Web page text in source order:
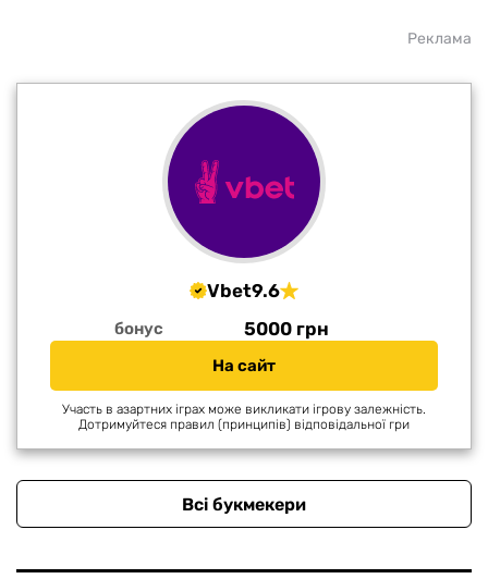
Реклама
Vbet9.6
бонус 5000 грн
На сайт
Участь в азартних іграх може викликати ігрову залежність.
Дотримуйтеся правил (принципів) відповідальної гри
Всі букмекери